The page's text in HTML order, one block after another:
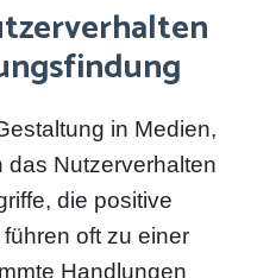
in Medien,
Nutzerverhalten
die positive
oft zu einer
Handlungen